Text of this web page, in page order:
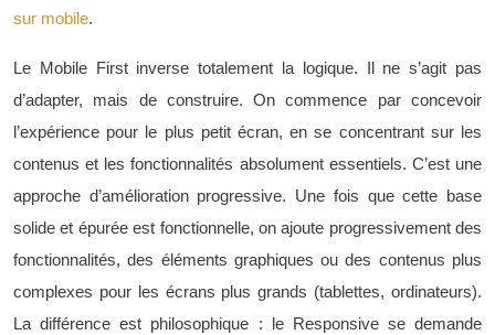
sur mobile.
Le Mobile First inverse totalement la logique. Il ne s’agit pas
d’adapter, mais de construire. On commence par concevoir
l’expérience pour le plus petit écran, en se concentrant sur les
contenus et les fonctionnalités absolument essentiels. C’est une
approche d’amélioration progressive. Une fois que cette base
solide et épurée est fonctionnelle, on ajoute progressivement des
fonctionnalités, des éléments graphiques ou des contenus plus
complexes pour les écrans plus grands (tablettes, ordinateurs).
La différence est philosophique : le Responsive se demande